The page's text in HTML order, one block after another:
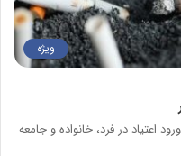
ویژه
اعتیاد در فرد، خانواده و جامعه